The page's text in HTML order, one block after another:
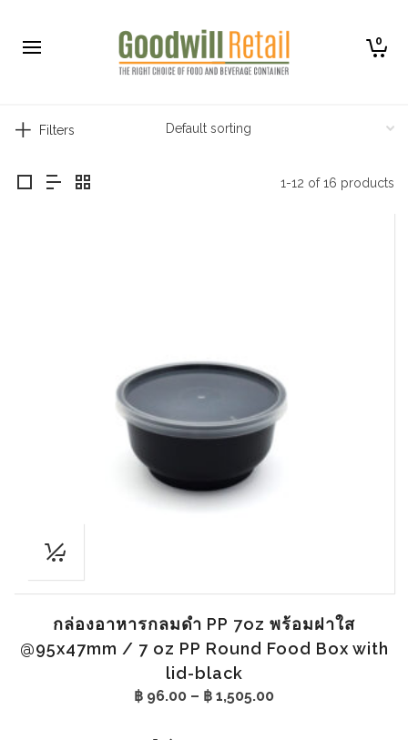
0
Filters
1-12 of 16 products
กล่องอาหารกลมดำ PP 7oz พร้อมฝาใส
@95x47mm / 7 oz PP Round Food Box with
lid-black
฿ 96.00 – ฿ 1,505.00Price